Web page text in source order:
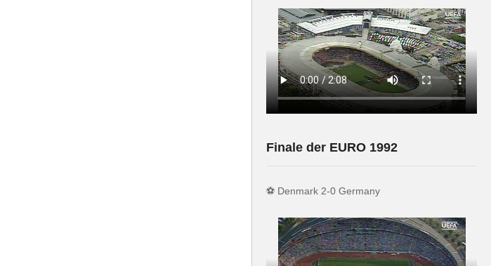
Finale der EURO 1992
⚽️ Denmark 2-0 Germany